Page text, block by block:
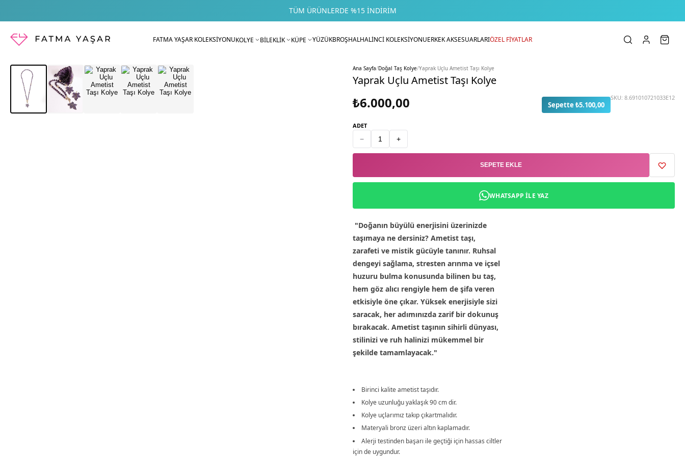
TÜM ÜRÜNLERDE %15 İNDIRIM
FATMA YAŞAR KOLEKSİYONUKOLYE BİLEKLİK KÜPE YÜZÜKBROŞHALHALİNCİ KOLEKSİYONUERKEK AKSESUARLARIÖZEL FİYATLAR
Ana Sayfa/Doğal Taş Kolye/Yaprak Uçlu Ametist Taşı Kolye
Yaprak Uçlu Ametist Taşı Kolye
₺6.000,00 Sepette ₺5.100,00
SKU: 8.691010721033E12
ADET
− +
SEPETE EKLE
WHATSAPP ILE YAZ
"Doğanın büyülü enerjisini üzerinizde
taşımaya ne dersiniz? Ametist taşı,
zarafeti ve mistik gücüyle tanınır. Ruhsal
dengeyi sağlama, stresten arınma ve içsel
huzuru bulma konusunda bilinen bu taş,
hem göz alıcı rengiyle hem de şifa veren
etkisiyle öne çıkar. Yüksek enerjisiyle sizi
saracak, her adımınızda zarif bir dokunuş
bırakacak. Ametist taşının sihirli dünyası,
stilinizi ve ruh halinizi mükemmel bir
şekilde tamamlayacak."
Birinci kalite ametist taşıdır.
Kolye uzunluğu yaklaşık 90 cm dir.
Kolye uçlarımız takıp çıkartmalıdır.
Materyali bronz üzeri altın kaplamadır.
Alerji testinden başarı ile geçtiği için hassas ciltler
için de uygundur.